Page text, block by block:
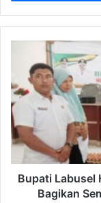
Bupati Labusel
Bagikan